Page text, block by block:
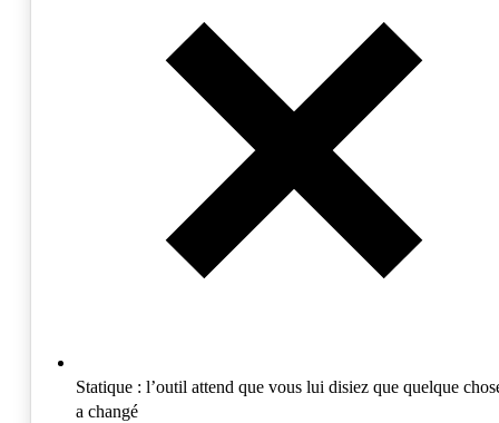
Statique : l’outil attend que vous lui disiez que quelque
a changé